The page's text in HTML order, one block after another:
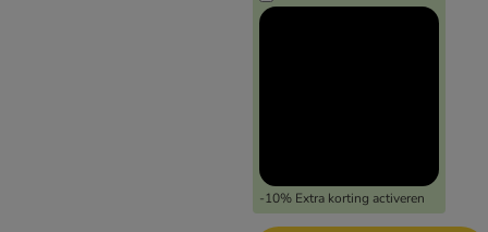
-10% Extra korting activeren